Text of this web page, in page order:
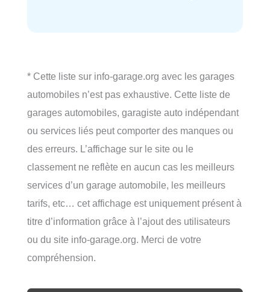
* Cette liste sur info-garage.org avec les garages
automobiles n’est pas exhaustive. Cette liste de
garages automobiles, garagiste auto indépendant
ou services liés peut comporter des manques ou
des erreurs. L’affichage sur le site ou le
classement ne reflète en aucun cas les meilleurs
services d’un garage automobile, les meilleurs
tarifs, etc… cet affichage est uniquement présent à
titre d’information grâce à l’ajout des utilisateurs
ou du site info-garage.org. Merci de votre
compréhension.